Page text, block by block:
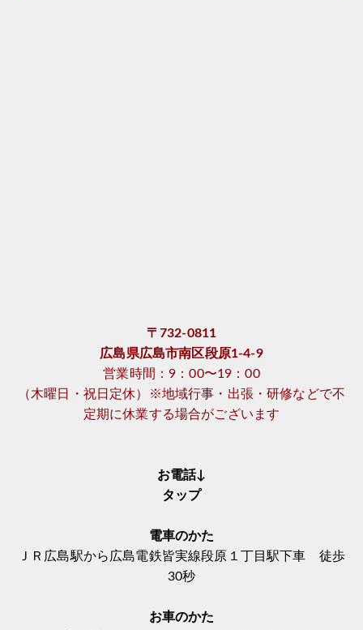
〒732-0811
広島県広島市南区段原1-4-9
営業時間：9：00〜19：00
（木曜日・祝日定休）※地域行事・出張・研修などで不
定期に休業する場合がございます
お電話↓
タップ
電車のかた
ＪＲ広島駅から広島電鉄皆実線段原１丁目駅下車 徒歩
30秒
お車のかた